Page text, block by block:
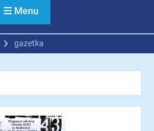
Menu
gazetka